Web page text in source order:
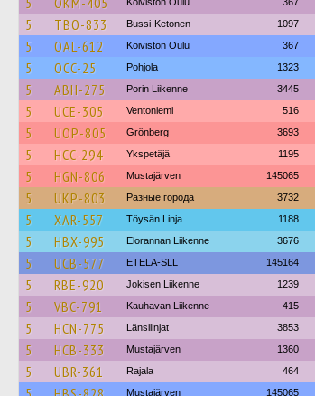
5 TBO-833 Bussi-Ketonen 1097
5 OAL-612 Koiviston Oulu 367
5 OCC-25 Pohjola 1323
5 ABH-275 Porin Liikenne 3445
5 UCE-305 Ventoniemi 516
5 UOP-805 Grönberg 3693
5 HCC-294 Ykspetäjä 1195
5 HGN-806 Mustajärven 145065
5 UKP-803 Разные города 3732
5 XAR-557 Töysän Linja 1188
5 HBX-995 Elorannan Liikenne 3676
5 UCB-577 ETELA-SLL 145164
5 RBE-920 Jokisen Liikenne 1239
5 VBC-791 Kauhavan Liikenne 415
5 HCN-775 Länsilinjat 3853
5 HCB-333 Mustajärven 1360
5 UBR-361 Rajala 464
Mustajärven 145065